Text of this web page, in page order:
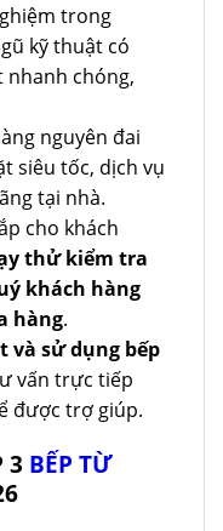
trong
kỹ thuật có
nhanh chóng,
nguyên đai
siêu tốc, dịch vụ
tại nhà.
cho khách
thử kiểm tra
khách hàng
hàng.
và sử dụng bếp
vấn trực tiếp
được trợ giúp.
3 BẾP TỪ